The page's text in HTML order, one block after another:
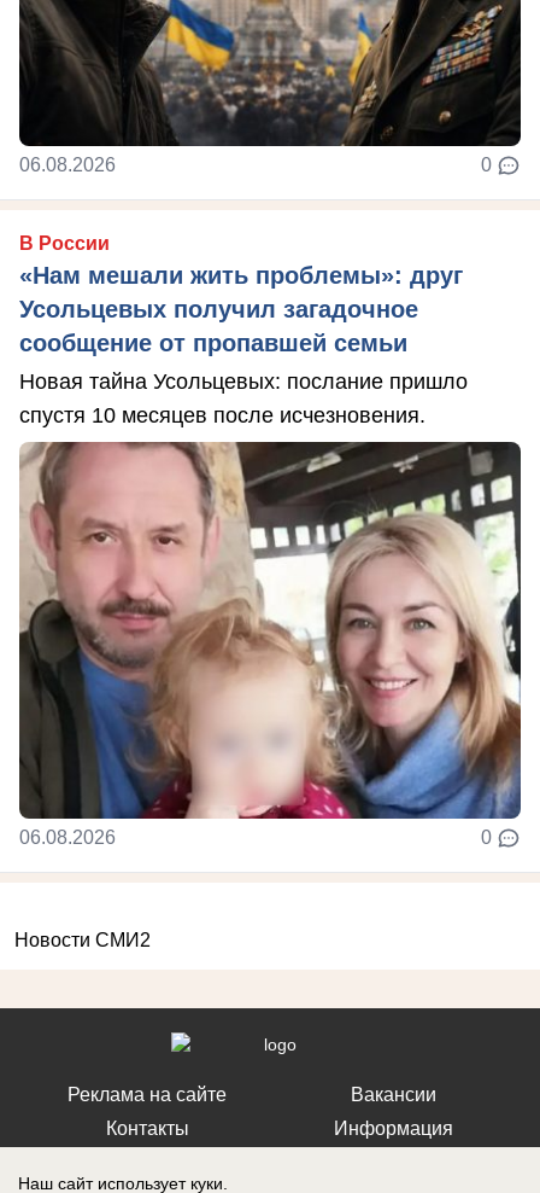
06.08.2026 0
В России
«Нам мешали жить проблемы»: друг
Усольцевых получил загадочное
сообщение от пропавшей семьи
Новая тайна Усольцевых: послание пришло
спустя 10 месяцев после исчезновения.
06.08.2026 0
Новости СМИ2
Реклама на сайте
Контакты
Вакансии
Информация
Наш сайт использует куки.